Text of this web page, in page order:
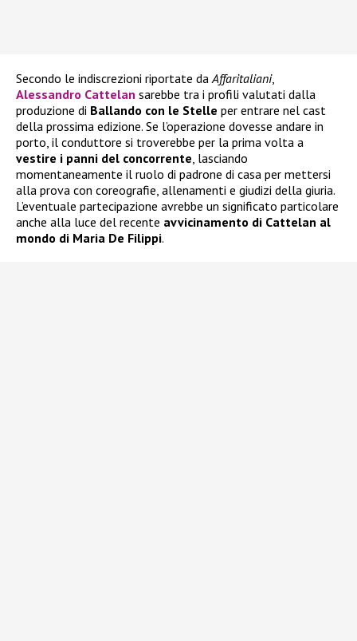
Secondo le indiscrezioni riportate daAffaritaliani,
Alessandro Cattelan sarebbe tra i profili valutati dalla
produzione di Ballando con le Stelle per entrare nel cast
della prossima edizione. Se l’operazione dovesse andare in
porto, il conduttore si troverebbe per la prima volta a
vestire i panni del concorrente, lasciando
momentaneamente il ruolo di padrone di casa per mettersi
alla prova con coreografie, allenamenti e giudizi della giuria.
L’eventuale partecipazione avrebbe un significato particolare
anche alla luce del recente avvicinamento di Cattelan al
mondo di Maria De Filippi.